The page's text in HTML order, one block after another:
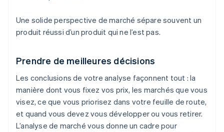
Une solide perspective de marché sépare souvent un
produit réussi d’un produit qui ne l’est pas.
Prendre de meilleures décisions
Les conclusions de votre analyse façonnent tout : la
manière dont vous fixez vos prix, les marchés que vous
visez, ce que vous priorisez dans votre feuille de route,
et quand vous devez vous développer ou vous retirer.
L’analyse de marché vous donne un cadre pour